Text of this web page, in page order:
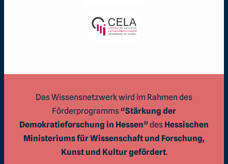
Das Wissensnetzwerk wird im Rahmen des
Förderprogramms“Stärkung der
Demokratieforschung in Hessen”des Hessischen
Ministeriums für Wissenschaft und Forschung,
Kunst und Kultur gefördert.